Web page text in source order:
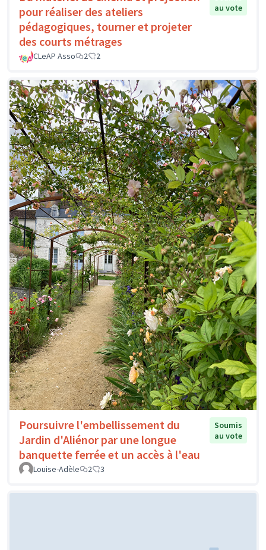
pour réaliser des ateliers
pédagogiques, tourner et projeter
des courts métrages
au vote
CLeAP Asso 2 2
Poursuivre l'embellissement du
Jardin d'Aliénor par une longue
banquette ferrée et un accès à l'eau
Soumis
au vote
Louise-Adèle 2 3